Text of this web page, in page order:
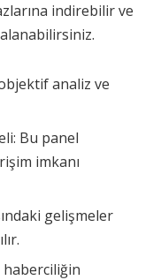
indirebilir ve
analiz ve
Bu panel
imkanı
gelişmeler
haberciliğin